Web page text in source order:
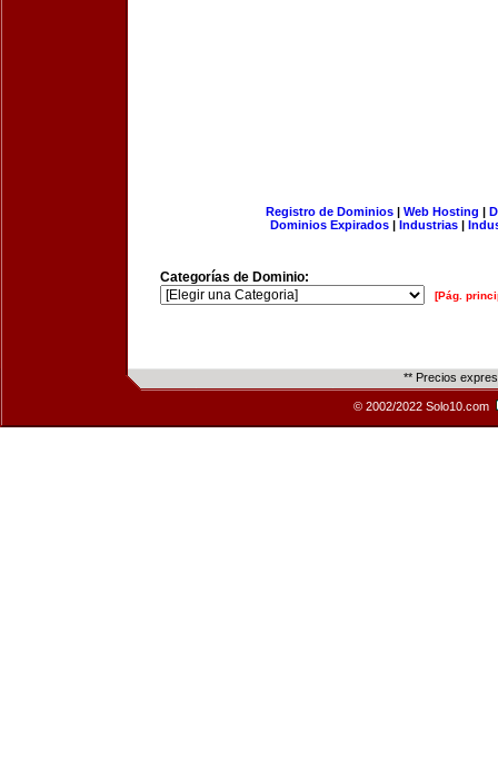
Registro de Dominios| Web Hosting |
Dominios Expirados | Industrias |
Categorías de Dominio:
[Pág.
** Precios
© 2002/2022 Solo10.com